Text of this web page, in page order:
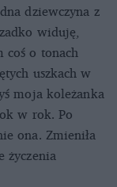
dziewczyna z
widuję,
coś o tonach
uszkach w
moja koleżanka
w rok. Po
ona. Zmieniła
życzenia